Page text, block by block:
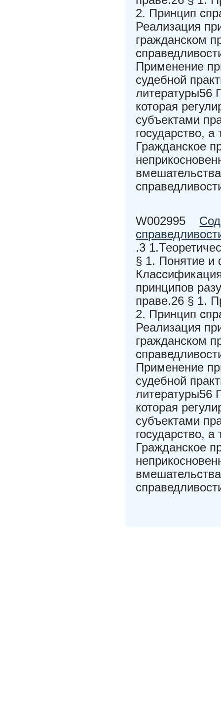
2. Принцип
Реализация
гражданском
Применение
судебной
литературы56
которая
субъектами
государство,
Гражданское
W002995
.3
§ 1. Понятие и
принципов
праве.26 § 1.
2. Принцип
Реализация
гражданском
Применение
судебной
литературы56
которая
субъектами
государство,
Гражданское